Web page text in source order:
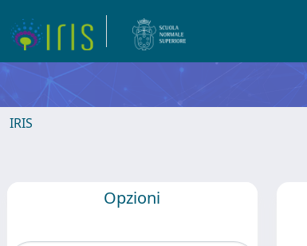
IRIS
Opzioni